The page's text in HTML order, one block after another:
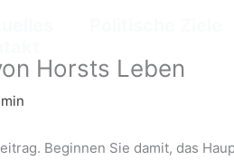
Horsts Leben
Beginnen Sie damit, das